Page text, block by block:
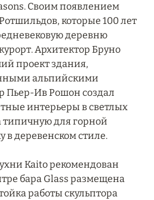
Courchevel
Своим появлением
которые 100 лет
деревню
Архитектор Бруно
проект здания,
альпийскими
Пьер-Ив Рошон создал
интерьеры в светлых
типичную для горной
в деревенском стиле.
Kaito рекомендован
бара Glass размещена
работы скульптора